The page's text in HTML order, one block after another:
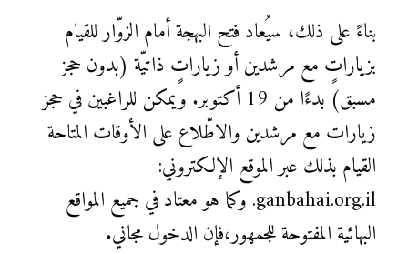
بناءً على ذلك، سيُعاد فتح البهجة أمام الزوّار للقيام
بزياراتٍ مع مرشدين أو زياراتٍ ذاتيّة (بدون حجز
مسبق) بدءًا من 19 أكتوبر. ويمكن للراغبين في حجز
زيارات مع مرشدين والاطّلاع على الأوقات المتاحة
القيام بذلك عبر الموقع الإلكتروني:
ganbahai.org.il. وكما هو معتاد في جميع المواقع
البهائية المفتوحة للجمهور،فإن الدخول مجاني.